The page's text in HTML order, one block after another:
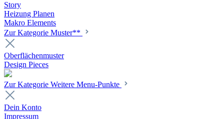
Story
Heizung Planen
Makro Elements
Zur Kategorie Muster**
Oberflächenmuster
Design Pieces
Zur Kategorie Weitere Menu-Punkte
Dein Konto
Impressum